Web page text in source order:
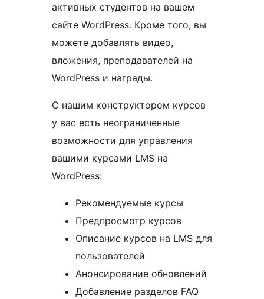
активных студентов на вашем
сайте WordPress. Кроме того, вы
можете добавлять видео,
вложения, преподавателей на
WordPress и награды.
С нашим конструктором курсов
у вас есть неограниченные
возможности для управления
вашими курсами LMS на
WordPress:
Рекомендуемые курсы
Предпросмотр курсов
Описание курсов на LMS для
пользователей
Анонсирование обновлений
Добавление разделов FAQ